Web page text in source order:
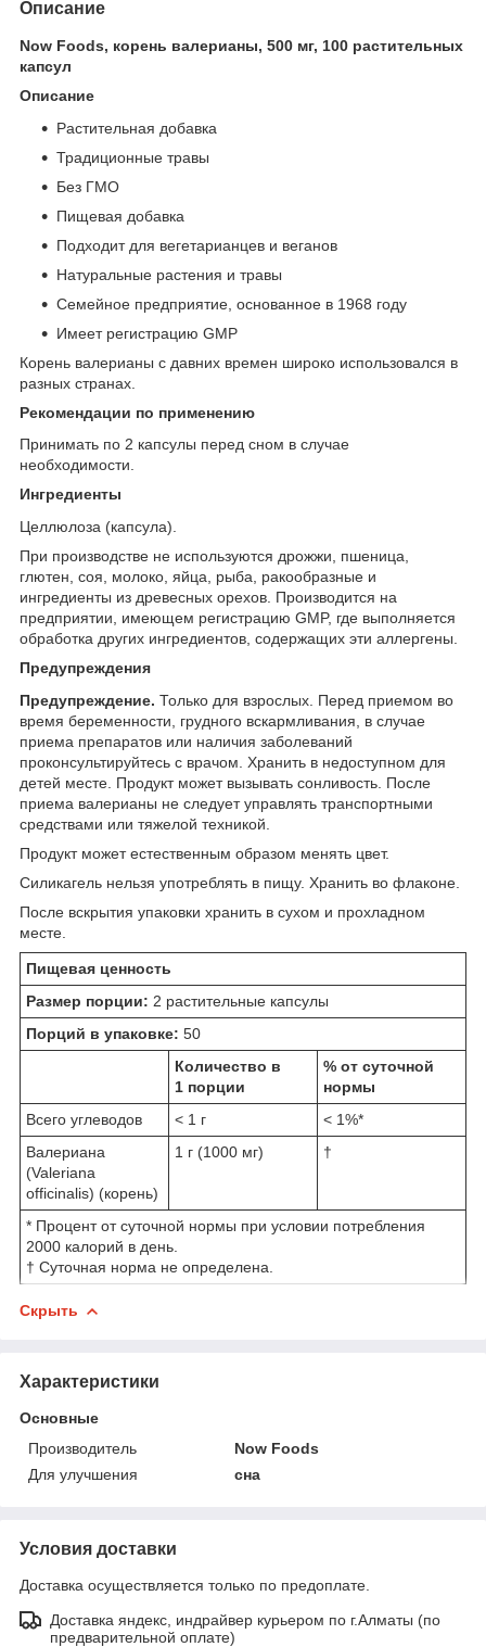
Описание
Now Foods, корень валерианы, 500 мг, 100 растительных
капсул
Описание
Растительная добавка
Традиционные травы
Без ГМО
Пищевая добавка
Подходит для вегетарианцев и веганов
Натуральные растения и травы
Семейное предприятие, основанное в 1968 году
Имеет регистрацию GMP
Корень валерианы с давних времен широко использовался в
разных странах.
Рекомендации по применению
Принимать по 2 капсулы перед сном в случае
необходимости.
Ингредиенты
Целлюлоза (капсула).
При производстве не используются дрожжи, пшеница,
глютен, соя, молоко, яйца, рыба, ракообразные и
ингредиенты из древесных орехов. Производится на
предприятии, имеющем регистрацию GMP, где выполняется
обработка других ингредиентов, содержащих эти аллергены.
Предупреждения
Предупреждение. Только для взрослых. Перед приемом во
время беременности, грудного вскармливания, в случае
приема препаратов или наличия заболеваний
проконсультируйтесь с врачом. Хранить в недоступном для
детей месте. Продукт может вызывать сонливость. После
приема валерианы не следует управлять транспортными
средствами или тяжелой техникой.
Продукт может естественным образом менять цвет.
Силикагель нельзя употреблять в пищу. Хранить во флаконе.
После вскрытия упаковки хранить в сухом и прохладном
месте.
Пищевая ценность
Размер порции: 2 растительные капсулы
Порций в упаковке: 50
Количество в
1 порции
% от суточной
нормы
Всего углеводов
< 1 г
< 1%*
Валериана
(Valeriana
officinalis) (корень)
1 г (1000 мг) †
* Процент от суточной нормы при условии потребления
2000 калорий в день.
† Суточная норма не определена.
Скрыть
Характеристики
Основные
Производитель
Now Foods
Для улучшения
сна
Условия доставки
Доставка осуществляется только по предоплате.
Доставка яндекс, индрайвер курьером по г.Алматы (по
предварительной оплате)